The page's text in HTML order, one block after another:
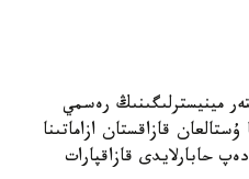
مينيسترلىگىنىڭ رەسمي
قازاقستان ازاماتىنا
حابارلايدى قازاقپارات